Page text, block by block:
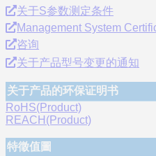
关于S参数测定条件
Management System
咨询
关于产品型号变更的通知
关于产品的环保证明书
RoHS(Product)
REACH(Product)
特徵值圖